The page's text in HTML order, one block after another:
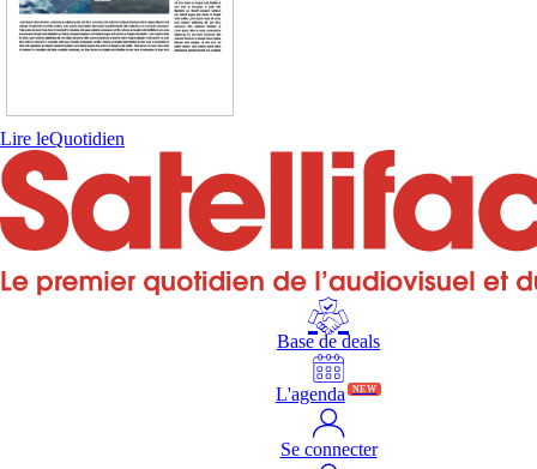
Lire leQuotidien
Base de deals
L'agenda NEW
Se connecter